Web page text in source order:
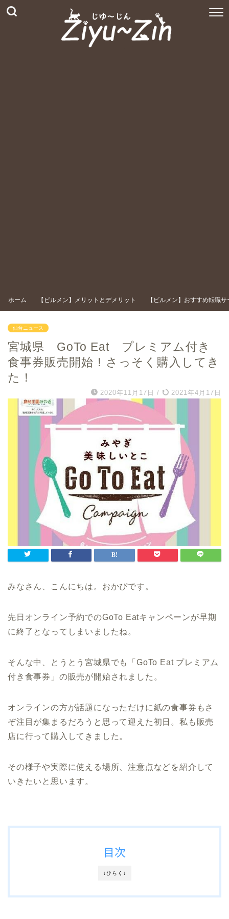
ホーム 【ビルメン】メリットとデメリット 【ビルメン】おすすめ転職サ
仙台ニュース
宮城県 GoTo Eat プレミアム付き
食事券販売開始！さっそく購入してき
た！
2020年11月17日 / 2021年4月17日
みなさん、こんにちは。おかぴです。
先日オンライン予約でのGoTo Eatキャンペーンが早期
に終了となってしまいましたね。
そんな中、とうとう宮城県でも「 GoTo Eat プレミアム
付き食事券」の販売が開始されました。
オンラインの方が話題になっただけに紙の食事券もさ
ぞ注目が集まるだろうと思って迎えた初日。私も販売
店に行って購入してきました。
その様子や実際に使える場所、注意点などを紹介して
いきたいと思います。
↓ひらく↓
目次